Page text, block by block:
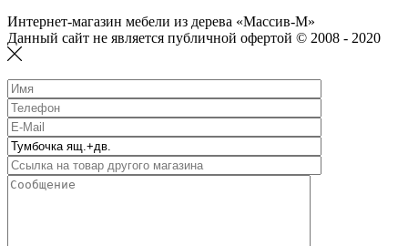
Интернет-магазин мебели из дерева «Массив-М»
Данный сайт не является публичной офертой © 2008 - 2020